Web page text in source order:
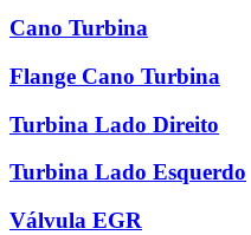
Cano Turbina
Flange Cano Turbina
Turbina Lado Direito
Turbina Lado Esquerdo
Válvula EGR